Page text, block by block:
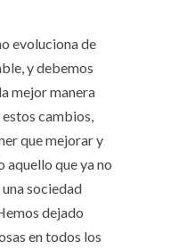
evoluciona de
y debemos
mejor manera
cambios,
que mejorar y
aquello que ya no
sociedad
dejado
en todos los